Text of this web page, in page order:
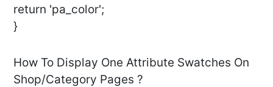
return 'pa_color';
}
How To Display One Attribute Swatches On
Shop/Category Pages ?